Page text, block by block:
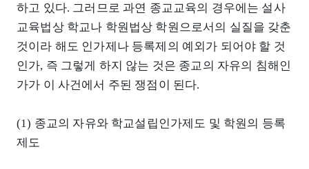
하고 있다. 그러므로 과연 종교교육의 경우에는 설사
교육법상 학교나 학원법상 학원으로서의 실질을 갖춘
것이라 해도 인가제나 등록제의 예외가 되어야 할 것
인가, 즉 그렇게 하지 않는 것은 종교의 자유의 침해인
가가 이 사건에서 주된 쟁점이 된다.
(1) 종교의 자유와 학교설립인가제도 및 학원의 등록
제도